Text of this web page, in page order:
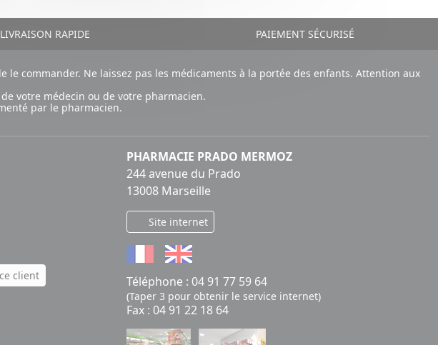
LIVRAISON RAPIDE PAIEMENT SÉCURISÉ
commander. Ne laissez pas les médicaments à la portée des enfants. Attention aux
votre médecin ou de votre pharmacien.
par le pharmacien.
client
PHARMACIE PRADO MERMOZ
244 avenue du Prado
13008 Marseille
Site internet
Téléphone : 04 91 77 59 64
(Taper 3 pour obtenir le service internet)
Fax : 04 91 22 18 64